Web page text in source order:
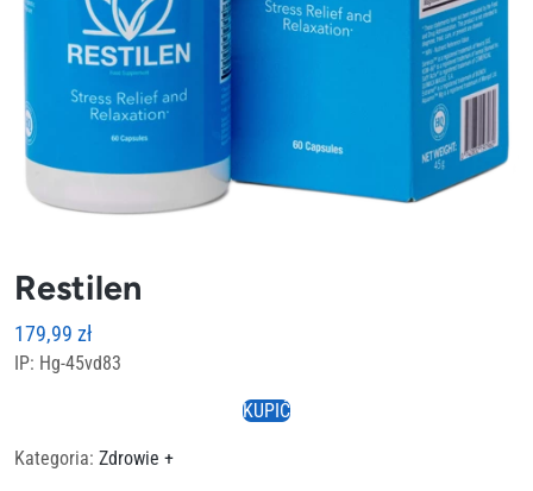
Restilen
179,99 zł
IP: Hg-45vd83
KUPIĆ
Kategoria: Zdrowie +